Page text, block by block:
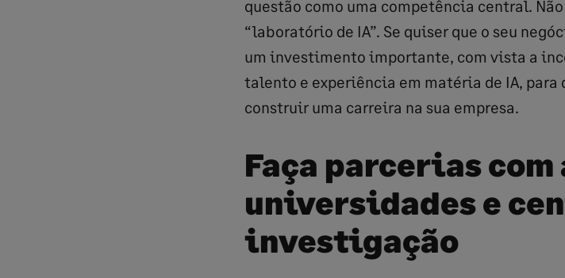
questão como uma competência central.
“laboratório de IA”. Se quiser que o seu
um investimento importante, com vista a
talento e experiência em matéria de IA, para
construir uma carreira na sua empresa.
Faça parcerias com
universidades e
investigação